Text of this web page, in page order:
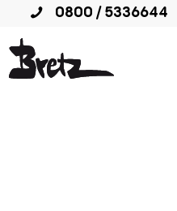
0800 / 5336644